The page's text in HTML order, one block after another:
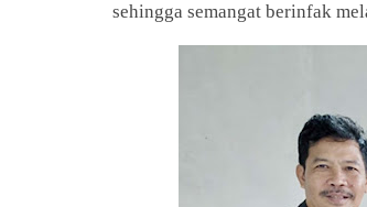
sehingga semangat berinfak